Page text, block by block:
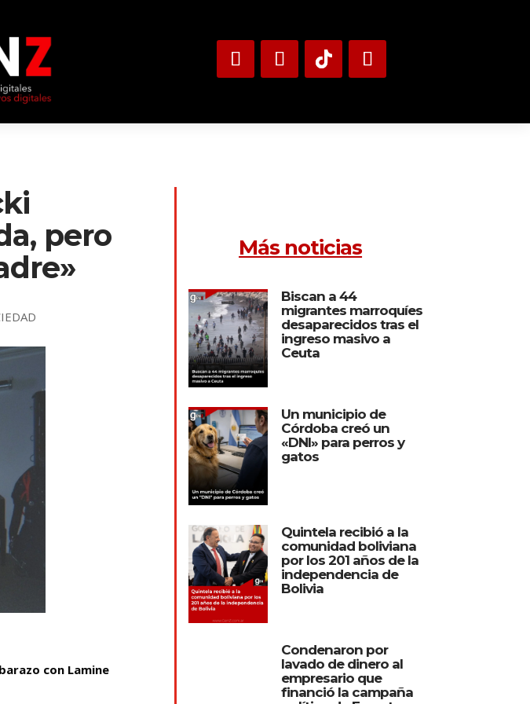
pero
con Lamine
Más noticias
Biscan a 44
migrantes marroquíes
desaparecidos tras el
ingreso masivo a
Ceuta
Un municipio de
Córdoba creó un
«DNI» para perros y
gatos
Quintela recibió a la
comunidad boliviana
por los 201 años de la
independencia de
Bolivia
Condenaron por
lavado de dinero al
empresario que
financió la campaña